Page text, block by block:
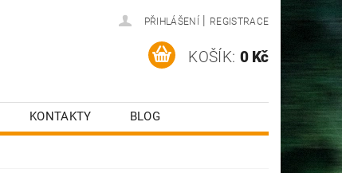
PŘIHLÁŠENÍ | REGISTRACE
KOŠÍK: 0 Kč
KONTAKTY BLOG